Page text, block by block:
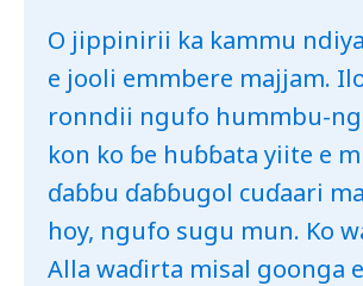
O jippinirii ka kammu
e jooli emmbere majjam.
ronndii ngufo hummbu-
kon ko ɓe huɓɓata yiite e
ɗaɓɓu ɗaɓɓugol cuɗaari
hoy, ngufo sugu mun. Ko
Alla waɗirta misal goonga e